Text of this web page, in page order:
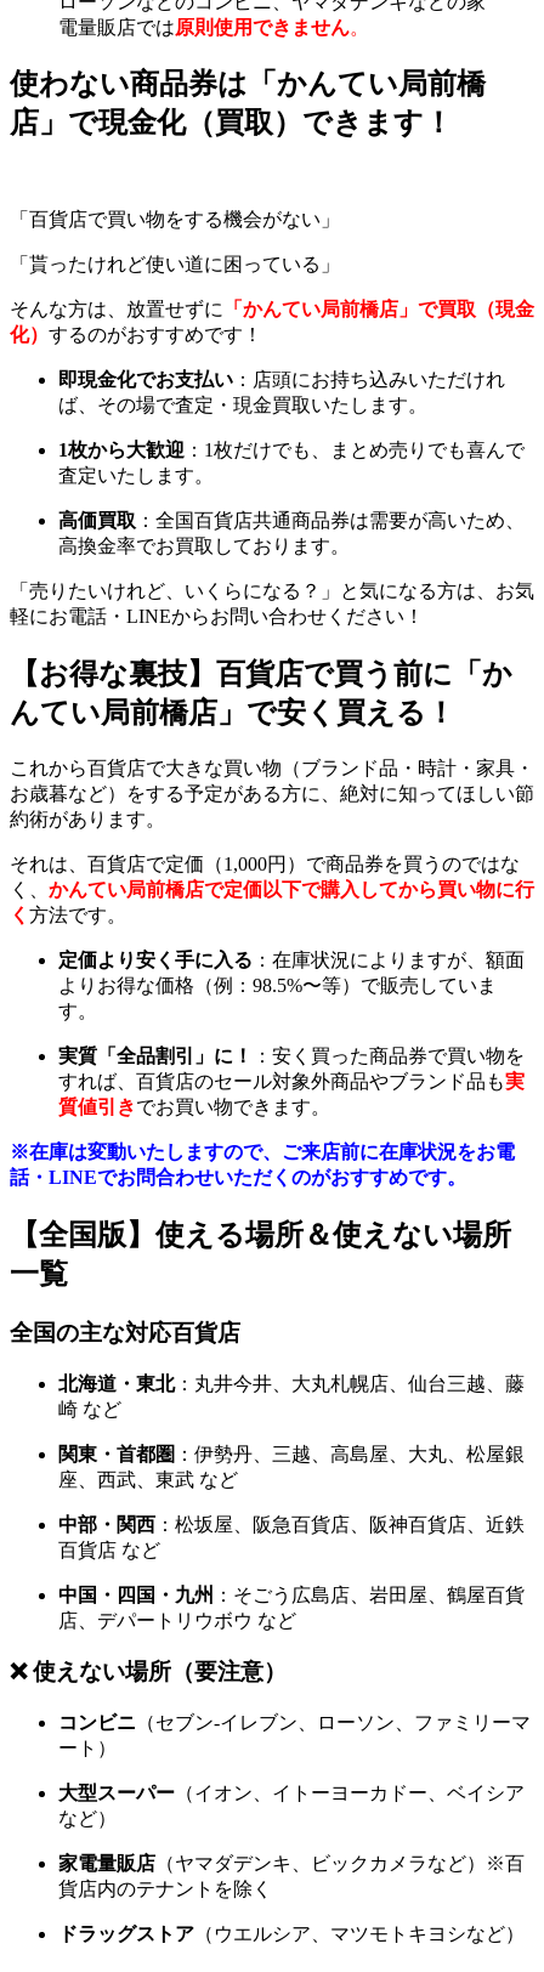
電量販店では原則使用できません。
使わない商品券は「かんてい局前橋
店」で現金化（買取）できます！
「百貨店で買い物をする機会がない」
「貰ったけれど使い道に困っている」
そんな方は、放置せずに
「かんてい局前橋店」で買取（現金
化） するのがおすすめです！
即現金化でお支払い ：店頭にお持ち込みいただけれ
ば、その場で査定・現金買取いたします。
1枚から大歓迎 ：1枚だけでも、まとめ売りでも喜んで
査定いたします。
高価買取 ：全国百貨店共通商品券は需要が高いため、
高換金率でお買取しております。
「売りたいけれど、いくらになる？」と気になる方は、お気
軽にお電話・LINEからお問い合わせください！
【お得な裏技】百貨店で買う前に「か
んてい局前橋店」で安く買える！
これから百貨店で大きな買い物（ブランド品・時計・家具・
お歳暮など）をする予定がある方に、絶対に知ってほしい節
約術があります。
それは、百貨店で定価（1,000円）で商品券を買うのではな
く、 かんてい局前橋店で定価以下で購入してから買い物に行
く 方法です。
定価より安く手に入る ：在庫状況によりますが、額面
よりお得な価格（例：98.5%〜等）で販売していま
す。
実質「全品割引」に！
：安く買った商品券で買い物を
すれば、百貨店のセール対象外商品やブランド品も実
質値引きでお買い物できます。
※在庫は変動いたしますので、ご来店前に在庫状況をお電
話・LINEでお問合わせいただくのがおすすめです。
【全国版】使える場所＆使えない場所
一覧
全国の主な対応百貨店
北海道・東北：丸井今井、大丸札幌店、仙台三越、藤
崎 など
関東・首都圏 ：伊勢丹、三越、高島屋、大丸、松屋銀
座、西武、東武 など
中部・関西 ：松坂屋、阪急百貨店、阪神百貨店、近鉄
百貨店 など
中国・四国・九州 ：そごう広島店、岩田屋、鶴屋百貨
店、デパートリウボウ など
❌ 使えない場所（要注意）
コンビニ （セブン-イレブン、ローソン、ファミリーマ
ート）
大型スーパー （イオン、イトーヨーカドー、ベイシア
など）
家電量販店 （ヤマダデンキ、ビックカメラなど）※百
貨店内のテナントを除く
ドラッグストア （ウエルシア、マツモトキヨシなど）